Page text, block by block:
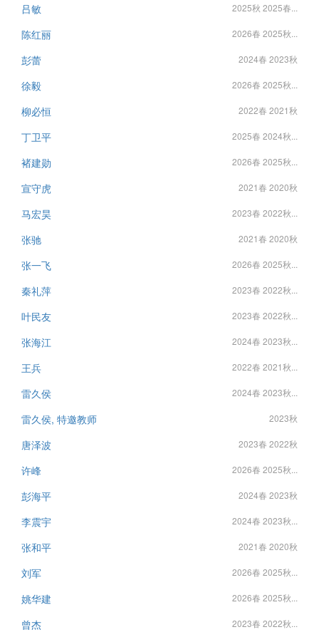
吕敏 2025秋 2025春...
陈红丽 2026春 2025秋...
彭蕾 2024春 2023秋
徐毅 2026春 2025秋...
柳必恒 2022春 2021秋
丁卫平 2025春 2024秋...
褚建勋 2026春 2025秋...
宣守虎 2021春 2020秋
马宏昊 2023春 2022秋...
张驰 2021春 2020秋
张一飞 2026春 2025秋...
秦礼萍 2023春 2022秋...
叶民友 2023春 2022秋...
张海江 2024春 2023秋...
王兵 2022春 2021秋...
雷久侯 2024春 2023秋...
雷久侯, 特邀教师 2023秋
唐泽波 2023春 2022秋
许峰 2026春 2025秋...
彭海平 2024春 2023秋
李震宇 2024春 2023秋...
张和平 2021春 2020秋
刘军 2026春 2025秋...
姚华建 2026春 2025秋...
曾杰 2023春 2022秋...